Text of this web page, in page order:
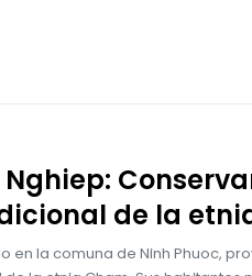
de la
en la comuna de Ninh Phuoc,